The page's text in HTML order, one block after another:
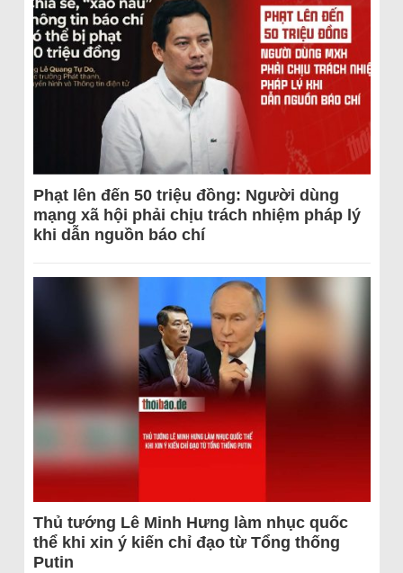
Phạt lên đến 50 triệu đồng: Người dùng
mạng xã hội phải chịu trách nhiệm pháp lý
khi dẫn nguồn báo chí
Thủ tướng Lê Minh Hưng làm nhục quốc
thể khi xin ý kiến chỉ đạo từ Tổng thống
Putin